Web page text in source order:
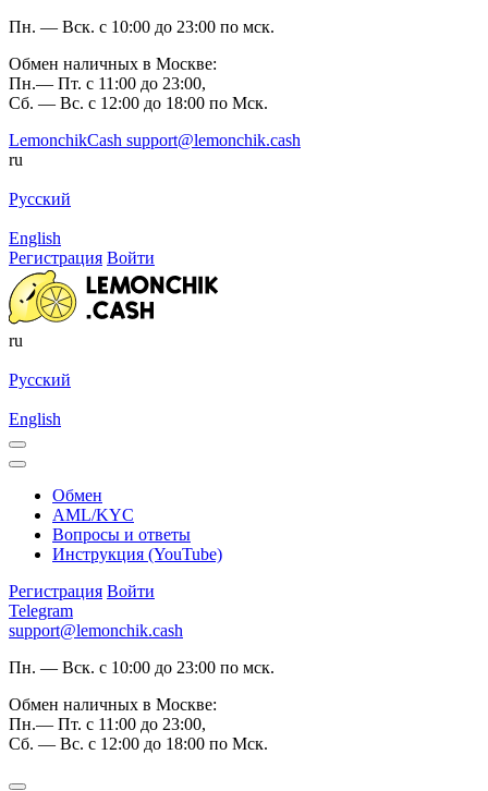
Пн. — Вск. с 10:00 до 23:00 по мск.
Обмен наличных в Москве:
Пн.— Пт. с 11:00 до 23:00,
Сб. — Вс. с 12:00 до 18:00 по Мск.
LemonchikCash support@lemonchik.cash
ru
Русский
English
Регистрация Войти
ru
Русский
English
Обмен
AML/KYC
Вопросы и ответы
Инструкция (YouTube)
Регистрация Войти
Telegram
support@lemonchik.cash
Пн. — Вск. с 10:00 до 23:00 по мск.
Обмен наличных в Москве:
Пн.— Пт. с 11:00 до 23:00,
Сб. — Вс. с 12:00 до 18:00 по Мск.